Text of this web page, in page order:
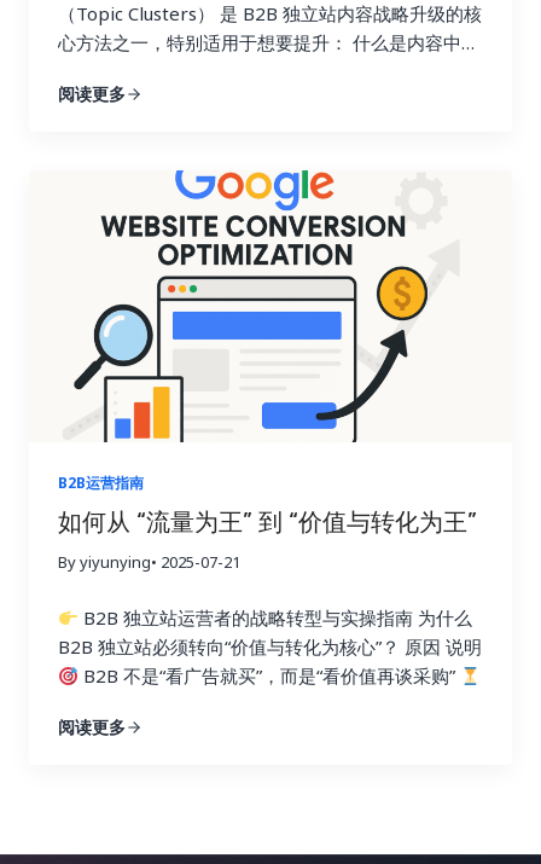
（Topic Clusters） 是 B2B 独立站内容战略升级的核
心方法之一，特别适用于想要提升： 什么是内容中心
内容中心（Content Hub）： 是围绕某个核心话
Cluster）： 是围绕某个核心主题，构建一组语义相
关的文章、页面、案例、FAQ 等，并通过内部链接实
现内容网络。
二者的核心理念相同：将内容从“散
点”变为“网络”，更好服务用户搜索意图，也更适合
Google 语义理解和 AI 摘要抽取。 Topic Cluster 架
构模型概览 为什么你需要建立内容中心/主题集群？
优势 说明
提升 SEO 权重 集中内部链接传递权
重，提升核心词排名
符合语义搜索逻辑 更好匹配
用户意图，适配 AI 摘要结构
提高用户粘性 提供
完整知识体系，增加页面浏览深度
建立专家地位
让用户相信你是该领域真正的权威
号 内容完整、结构清晰、引用权威，有助于提升信任
度 如何规划内容中心/主题集群（分步骤）…
阅读更多
B2B运营指南
如何从 “流量为王” 到 “价值与转化为王”
By yiyunying• 2025-07-21
B2B 独立站运营者的战略转型与实操指南 为什么
B2B 独立站必须转向“价值与转化为核心”？ 原因 说明
B2B 不是“看广告就买”，而是“看价值再谈采购”
购
用户需要信任 仅靠 SEO 流量很难促成转化，需
约，比 10,000 次无效流量更有意义 从“流量为王”转
阅读更多